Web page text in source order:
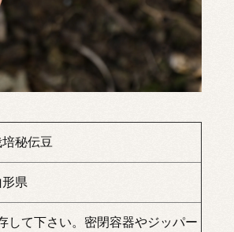
秘伝豆
県
して下さい。密閉容器やジッパー